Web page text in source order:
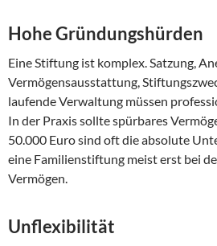
Hohe Gründungshürden
Eine Stiftung ist komplex. Satzung,
Vermögensausstattung,
laufende Verwaltung müssen
In der Praxis sollte spürbares
50.000 Euro sind oft die absolute
eine Familienstiftung meist erst bei
Vermögen.
Unflexibilität